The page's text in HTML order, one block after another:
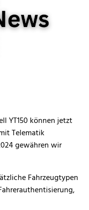
YT150 können jetzt
Telematik
gewähren wir
Fahrzeugtypen